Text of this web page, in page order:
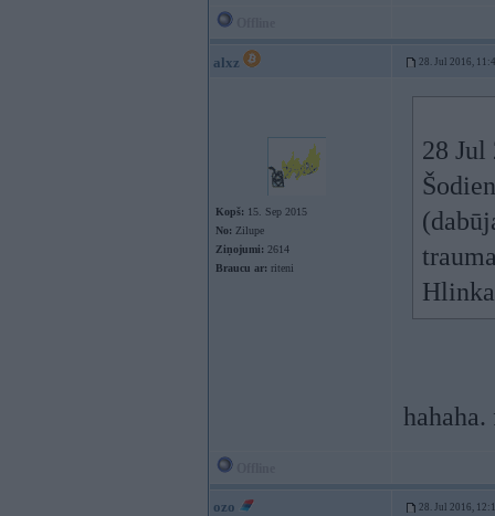
alxz 28. Jul 2016,
Kopš: 15. Sep 2015
No: Zilupe
Ziņojumi: 2614
Braucu ar: riteni
28
hahaha.
ozo 28. Jul 2016,